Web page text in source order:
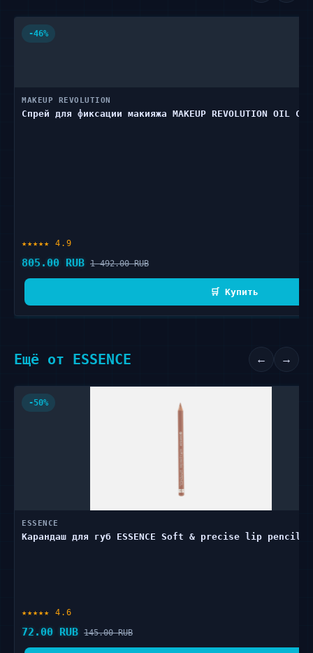
-46%
MAKEUP REVOLUTION
Спрей для фиксации макияжа MAKEUP REVOLUTION OIL
★★★★★ 4.9
805.00 RUB 1 492.00 RUB
🛒 Купить
Ещё от ESSENCE ← →
-50%
ESSENCE
Карандаш для губ ESSENCE Soft & precise lip pencil
★★★★★ 4.6
72.00 RUB 145.00 RUB